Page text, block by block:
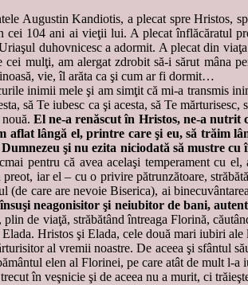
Augustin Kandiotis, a plecat spre Hristos,
104 ani ai vieţii lui. A plecat înflăcăratul
duhovnicesc a adormit. A plecat din viaţa
cei mulţi, am alergat zdrobit să-i sărut
vie, îl arăta ca şi cum ar fi dormit…
inimii mele şi am simţit că mi-a transmis
să Te iubesc ca şi acesta, să Te
El ne-a renăscut în Hristos, ne-a nutrit
lângă el, printre care şi eu, să trăim
şi nu ezita niciodată să mustre
pentru că avea acelaşi temperament cu
iar el – cu ο privire pătrunzătoare,
(de care are nevoie Biserica), ai
neagonisitor şi neiubitor de bani,
de viaţă, străbătând întreaga Florină,
Elada. Hristos şi Elada, cele două mari iubiri
al vremii noastre. De aceea şi sfântul
elen al Florinei, pe care atât de mult l-
în veşnicie şi de aceea nu a murit, ci